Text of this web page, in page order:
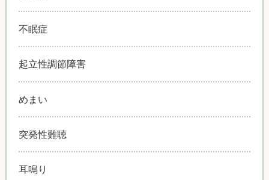
不眠症
起立性調節障害
めまい
突発性難聴
耳鳴り